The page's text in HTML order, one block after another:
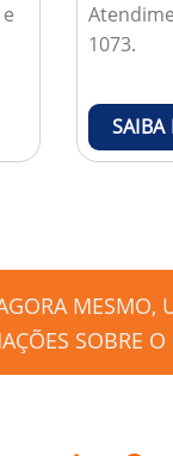
1073.
SAIBA
MESMO,
SOBRE